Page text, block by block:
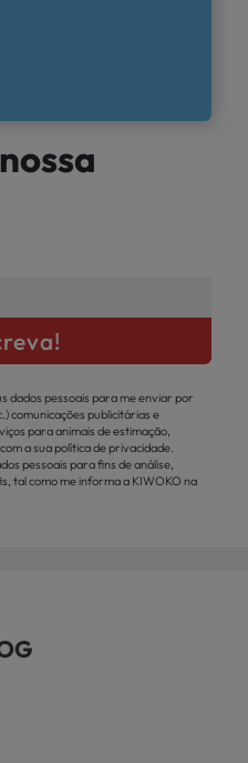
dados pessoais para me enviar por
comunicações publicitárias e
para animais de estimação,
a sua política de privacidade.
pessoais para fins de análise,
tal como me informa a KIWOKO na